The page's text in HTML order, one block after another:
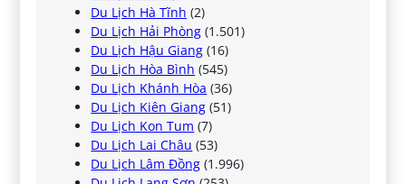
Du Lịch Hà Tĩnh (2)
Du Lịch Hải Phòng (1.501)
Du Lịch Hậu Giang (16)
Du Lịch Hòa Bình (545)
Du Lịch Khánh Hòa (36)
Du Lịch Kiên Giang (51)
Du Lịch Kon Tum (7)
Du Lịch Lai Châu (53)
Du Lịch Lâm Đồng (1.996)